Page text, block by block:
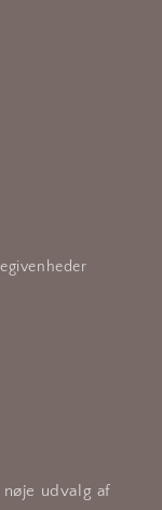
udvalg af